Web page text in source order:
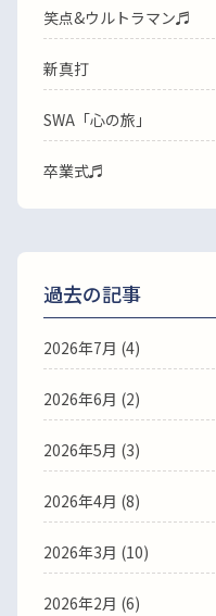
笑点&ウルトラマン♬
新真打
SWA「心の旅」
卒業式♬
過去の記事
2026年7月 (4)
2026年6月 (2)
2026年5月 (3)
2026年4月 (8)
2026年3月 (10)
2026年2月 (6)